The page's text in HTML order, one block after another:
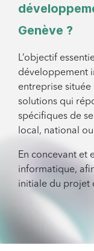
Genève ?
L’objectif
développement
entreprise située
solutions qui
spécifiques de
local, national
En concevant et
informatique,
initiale du projet